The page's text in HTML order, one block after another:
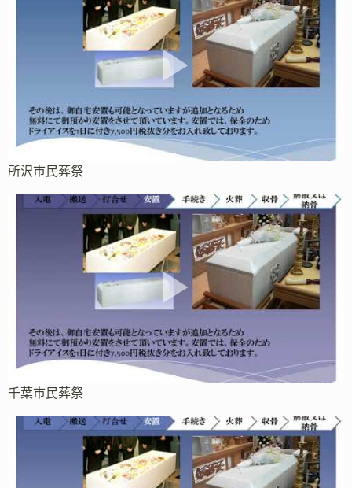
所沢市民葬祭
千葉市民葬祭